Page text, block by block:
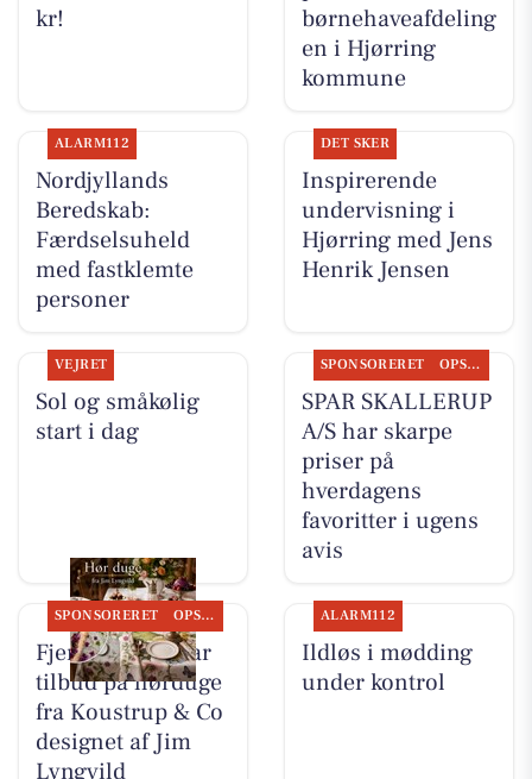
kr!
børnehaveafdeling
en i Hjørring
kommune
ALARM112
Nordjyllands
Beredskab:
Færdselsuheld
med fastklemte
personer
DET SKER
Inspirerende
undervisning i
Hjørring med Jens
Henrik Jensen
VEJRET
Sol og småkølig
start i dag
SPONSORERET OPSLAGSTAVLEN
SPAR SKALLERUP
A/S har skarpe
priser på
hverdagens
favoritter i ugens
avis
SPONSORERET OPSLAGSTAVLEN
Fjerrenseriet har
tilbud på hørduge
fra Koustrup & Co
designet af Jim
Lyngvild
ALARM112
Ildløs i mødding
under kontrol